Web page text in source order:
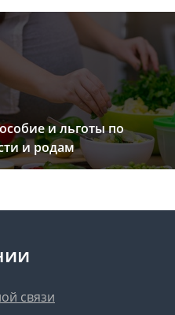
и льготы по
и родам
связи